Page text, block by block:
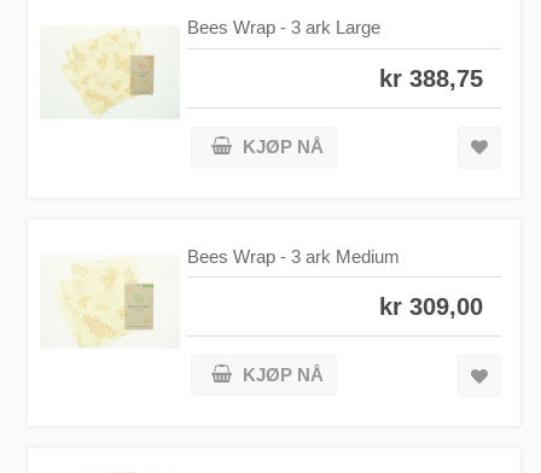
Bees Wrap - 3 ark Large
kr 388,75
KJØP NÅ
Bees Wrap - 3 ark Medium
kr 309,00
KJØP NÅ